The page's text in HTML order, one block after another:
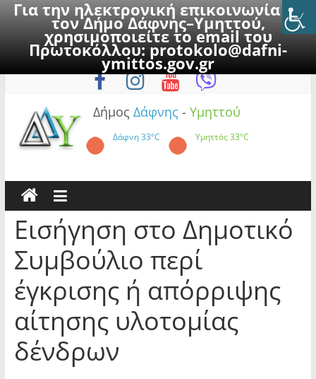
Για την ηλεκτρονική επικοινωνία με
τον Δήμο Δάφνης–Υμηττού,
χρησιμοποιείτε το email του
Πρωτοκόλλου:protokolo@dafni-
ymittos.gov.gr
to
Σάββατο, 8 Αυγούστου 2026
Δήμος Δάφνης - Υμηττού
Δάφνη33°C Υμηττός33°C
Εισήγηση στο Δημοτικό
Συμβούλιο περί
έγκρισης ή απόρριψης
αίτησης υλοτομίας
δένδρων